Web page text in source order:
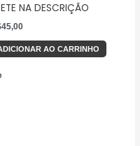
NA DESCRIÇÃO
45,00
AO CARRINHO